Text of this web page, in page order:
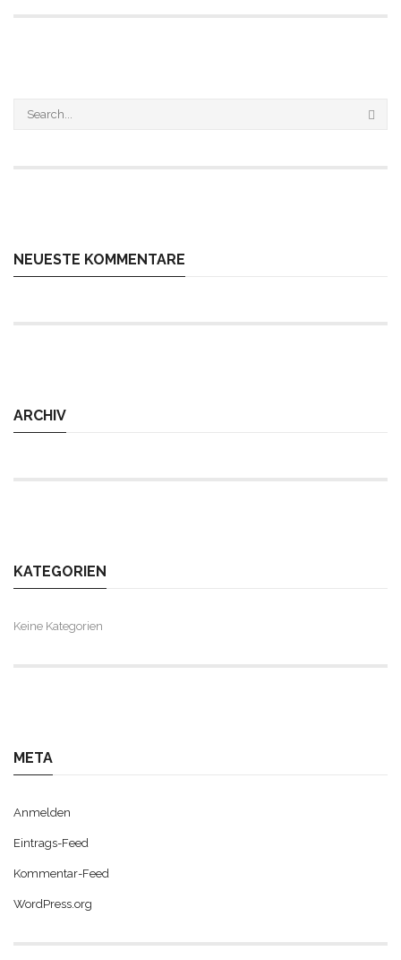
NEUESTE KOMMENTARE
ARCHIV
KATEGORIEN
Keine Kategorien
META
Anmelden
Eintrags-Feed
Kommentar-Feed
WordPress.org